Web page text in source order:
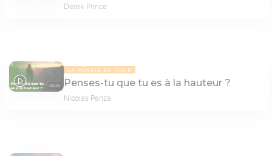
Derek Prince
08:38
LA PENSÉE DU JOUR
Penses-tu que tu es à la hauteur ?
Nicolas Panza